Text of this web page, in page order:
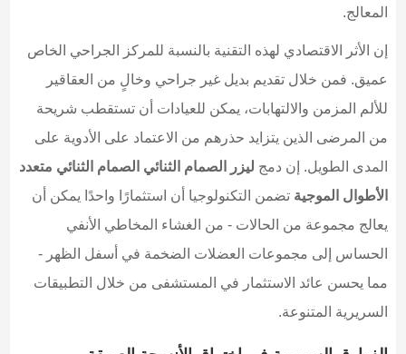
المعالج.
إن الأثر الاقتصادي لهذه التقنية بالنسبة للمركز الجراحي الخاص
عميق. فمن خلال تقديم بديل غير جراحي وخالٍ من العقاقير
للألم المزمن والالتهابات، يمكن للعيادات أن تستقطب شريحة
من المرضى الذين يتزايد حذرهم من الاعتماد على الأدوية على
المدى الطويل. إن دمج ليزر الصمام الثنائي الصمام الثنائي متعدد
الأطوال الموجية تضمن التكنولوجيا أن استثمارًا واحدًا يمكن أن
يعالج مجموعة من الحالات - من الغشاء المخاطي الأنفي
الحساس إلى مجموعات العضلات الضخمة في أسفل الظهر -
مما يحسن عائد الاستثمار في المستشفى من خلال التطبيقات
السريرية المتنوعة.